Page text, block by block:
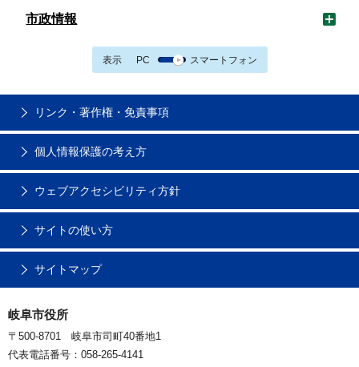
市政情報
表示 PC スマートフォン
リンク・著作権・免責事項
個人情報保護の考え方
ウェブアクセシビリティ方針
サイトの使い方
サイトマップ
岐阜市役所
〒500-8701 岐阜市司町40番地1
代表電話番号：058-265-4141